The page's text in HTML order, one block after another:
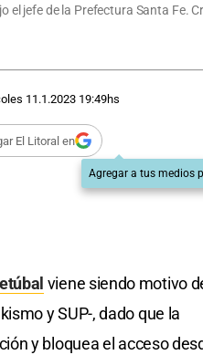
jefe de la Prefectura Santa Fe.
11.1.2023 19:49hs
El Litoral en
Agregar a tus medios
viene siendo motivo
y SUP-, dado que la
y bloquea el acceso